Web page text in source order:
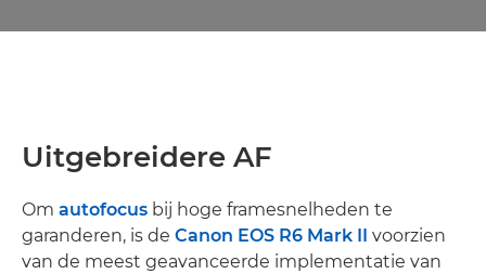
Uitgebreidere AF
Om autofocus bij hoge framesnelheden te
garanderen, is de Canon EOS R6 Mark II
voorzien
van de meest geavanceerde implementatie van